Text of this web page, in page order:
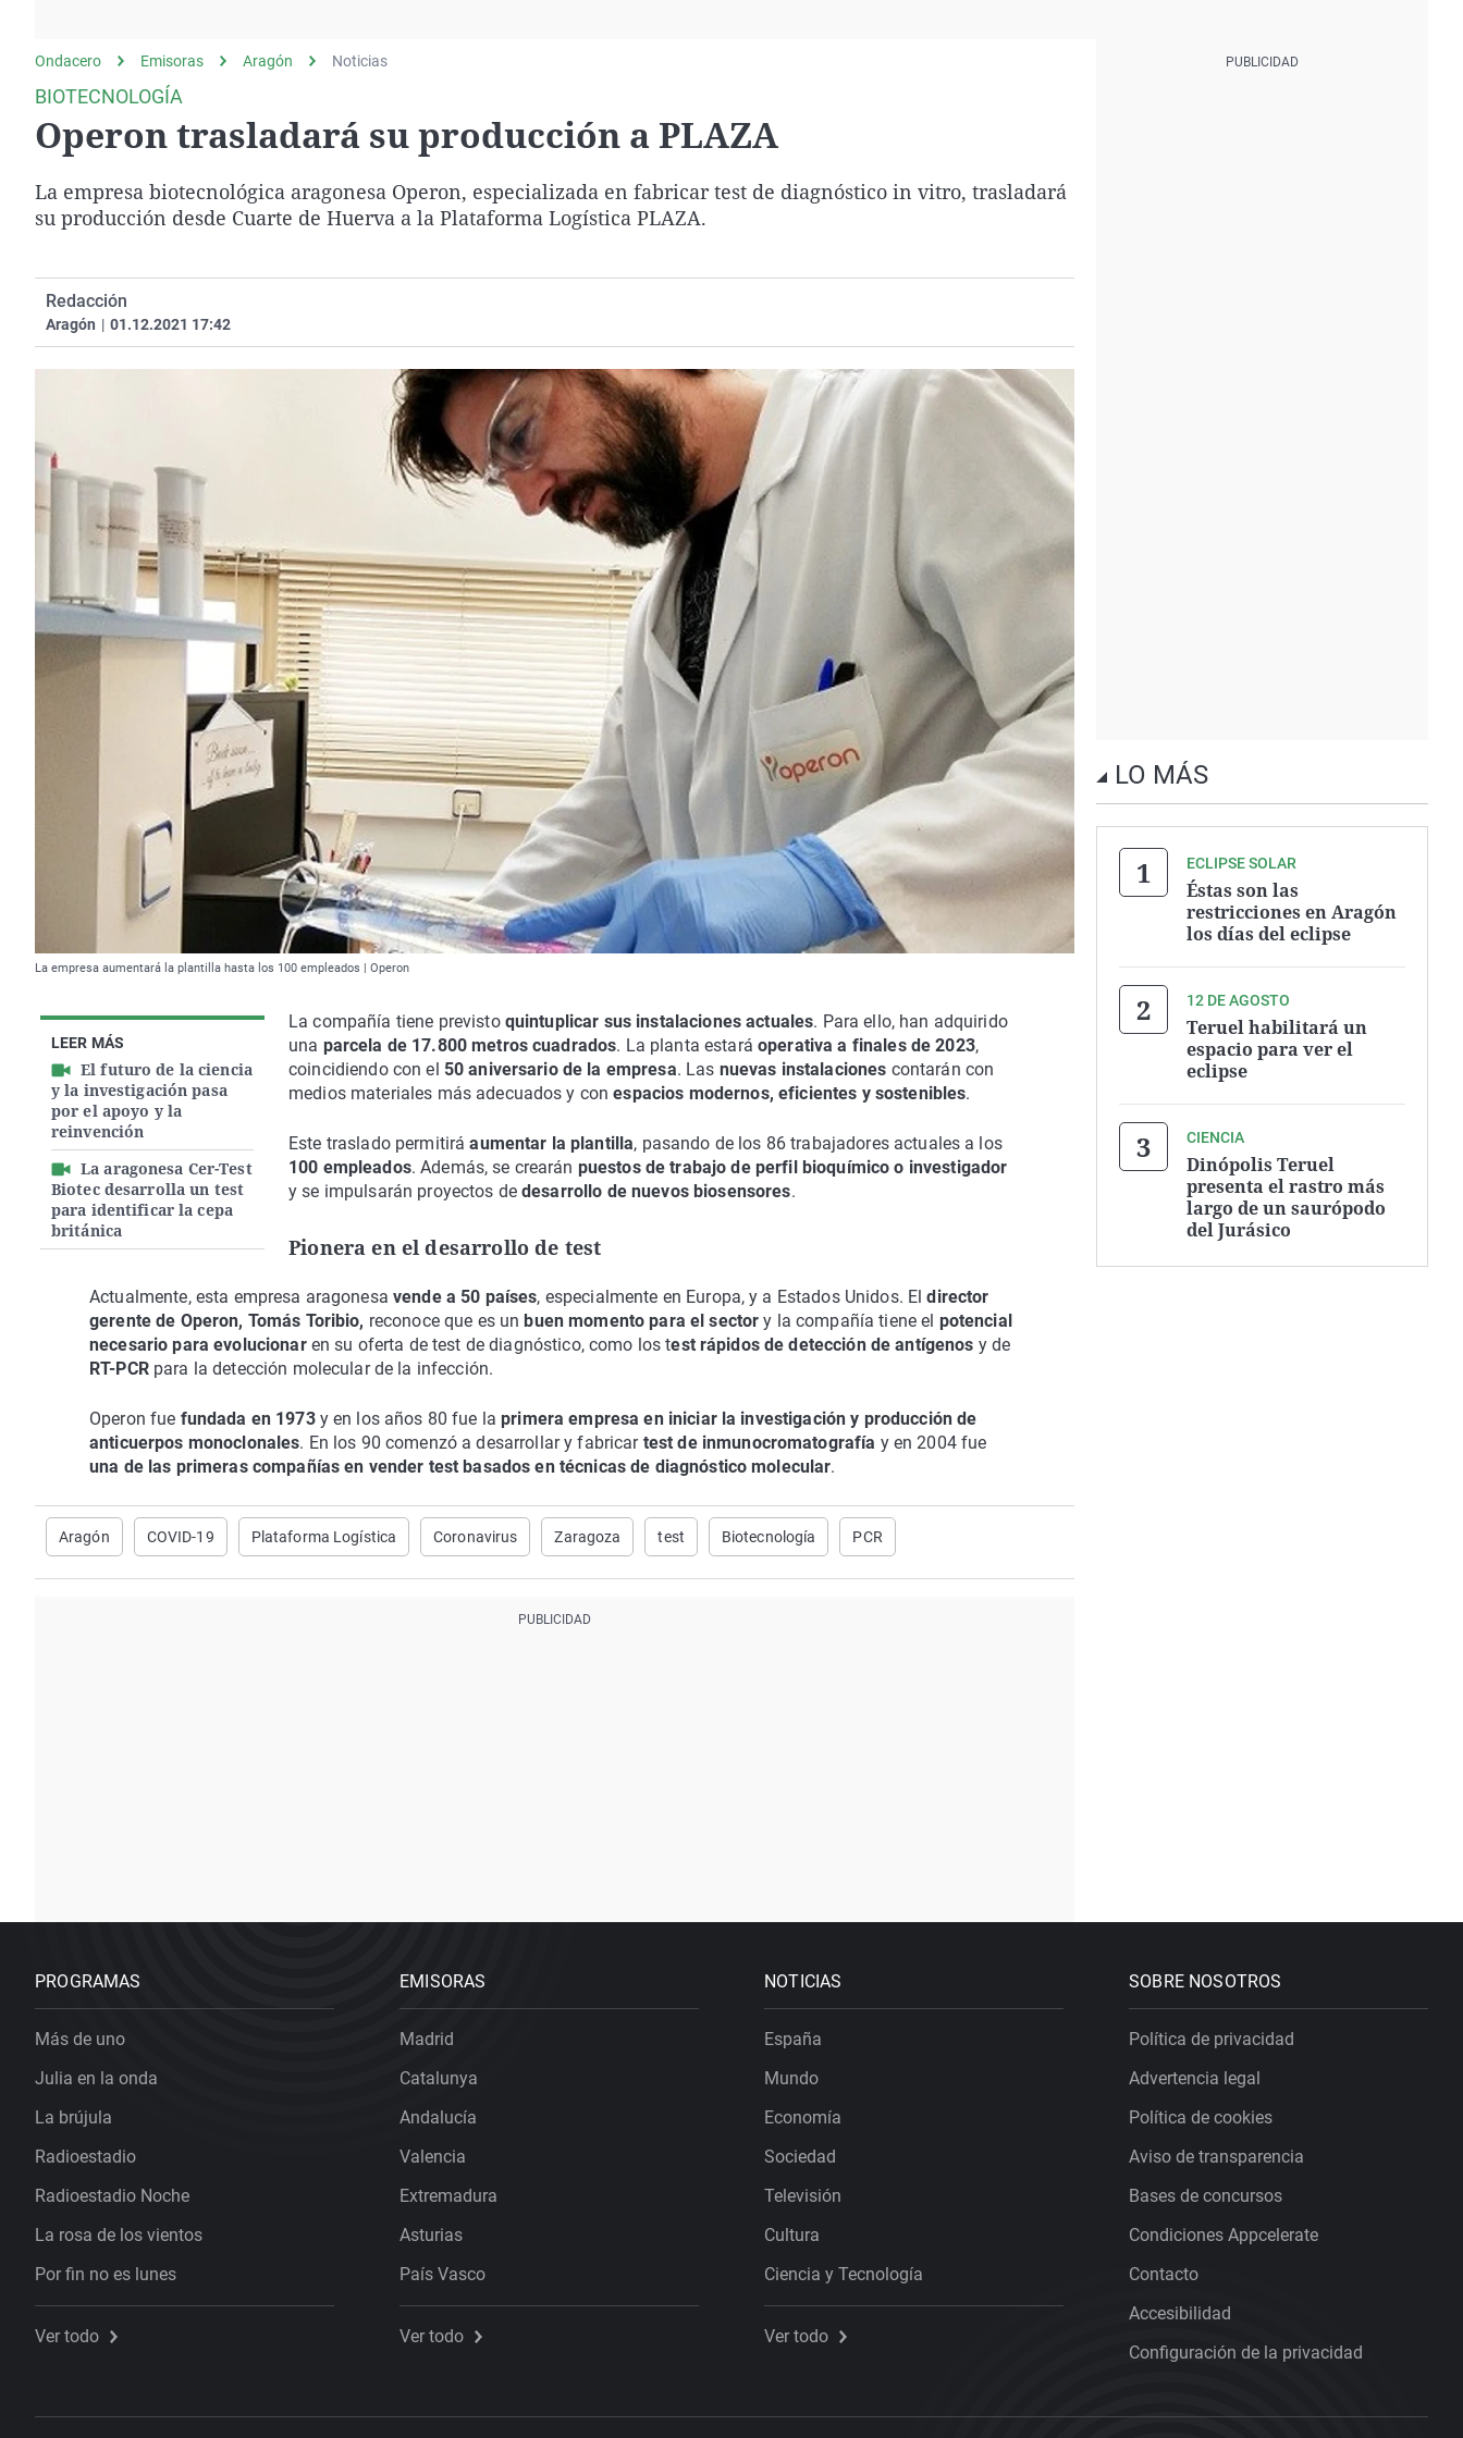
gato
Operación Viuda
Negra
País Vasco
Ondacero Emisoras Aragón Noticias
BIOTECNOLOGÍA
Operon trasladará su producción a PLAZA
La empresa biotecnológica aragonesa Operon, especializada en fabricar test de diagnóstico in vitro, trasladará
su producción desde Cuarte de Huerva a la Plataforma Logística PLAZA.
Redacción
Aragón | 01.12.2021 17:42
La empresa aumentará la plantilla hasta los 100 empleados | Operon
LEER MÁS
El futuro de la ciencia
y la investigación pasa
por el apoyo y la
reinvención
La aragonesa Cer-Test
Biotec desarrolla un test
para identificar la cepa
británica
La compañía tiene previsto quintuplicar sus instalaciones actuales. Para ello, han adquirido
una parcela de 17.800 metros cuadrados. La planta estará operativa a finales de 2023,
coincidiendo con el 50 aniversario de la empresa. Las nuevas instalaciones contarán con
medios materiales más adecuados y conespacios modernos, eficientes y sostenibles.
Este traslado permitiráaumentar la plantilla, pasando de los 86 trabajadores actuales a los
100 empleados. Además, se crearán puestos de trabajo de perfil bioquímico o investigador
y se impulsarán proyectos dedesarrollo de nuevos biosensores.
Pionera en el desarrollo de test
Actualmente, esta empresa aragonesavende a 50 países, especialmente en Europa, y a Estados Unidos. Eldirector
gerente de Operon, Tomás Toribio, reconoce que es un buen momento para el sectory la compañía tiene el potencial
necesario para evolucionar en su oferta de test de diagnóstico, como los test rápidos de detección de antígenos y de
RT-PCRpara la detección molecular de la infección.
Operon fue fundada en 1973y en los años 80 fue laprimera empresa en iniciar la investigación y producción de
anticuerpos monoclonales. En los 90 comenzó a desarrollar y fabricar test de inmunocromatografía y en 2004 fue
una de las primeras compañías en vender test basados en técnicas de diagnóstico molecular.
Aragón COVID-19 Plataforma Logística Coronavirus Zaragoza test Biotecnología PCR
LO MÁS
ECLIPSE SOLAR
Éstas son las
restricciones en Aragón
los días del eclipse
12 DE AGOSTO
Teruel habilitará un
espacio para ver el
eclipse
CIENCIA
Dinópolis Teruel
presenta el rastro más
largo de un saurópodo
del Jurásico
PROGRAMAS
Más de uno
Julia en la onda
La brújula
Radioestadio
Radioestadio Noche
La rosa de los vientos
Por fin no es lunes
Ver todo
EMISORAS
Madrid
Catalunya
Andalucía
Valencia
Extremadura
Asturias
País Vasco
Ver todo
NOTICIAS
España
Mundo
Economía
Sociedad
Televisión
Cultura
Ciencia y Tecnología
Ver todo
SOBRE NOSOTROS
Política de privacidad
Advertencia legal
Política de cookies
Aviso de transparencia
Bases de concursos
Condiciones Appcelerate
Contacto
Accesibilidad
Configuración de la privacidad